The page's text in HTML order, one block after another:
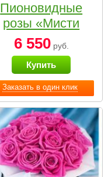
Заказать в один клик
Пионовидные
розы «Мисти
бабблс» в
черной коробке
Small
6 550руб.
Купить